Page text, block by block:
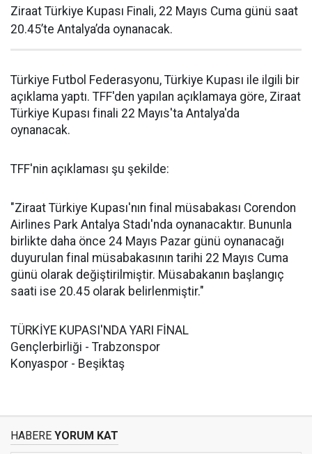
Ziraat Türkiye Kupası Finali, 22 Mayıs Cuma günü saat
20.45’te Antalya’da oynanacak.
Türkiye Futbol Federasyonu, Türkiye Kupası ile ilgili bir
açıklama yaptı. TFF'den yapılan açıklamaya göre, Ziraat
Türkiye Kupası finali 22 Mayıs'ta Antalya'da
oynanacak.
TFF'nin açıklaması şu şekilde:
"Ziraat Türkiye Kupası'nın final müsabakası Corendon
Airlines Park Antalya Stadı'nda oynanacaktır. Bununla
birlikte daha önce 24 Mayıs Pazar günü oynanacağı
duyurulan final müsabakasının tarihi 22 Mayıs Cuma
günü olarak değiştirilmiştir. Müsabakanın başlangıç
saati ise 20.45 olarak belirlenmiştir."
TÜRKİYE KUPASI'NDA YARI FİNAL
Gençlerbirliği - Trabzonspor
Konyaspor - Beşiktaş
HABERE YORUM KAT